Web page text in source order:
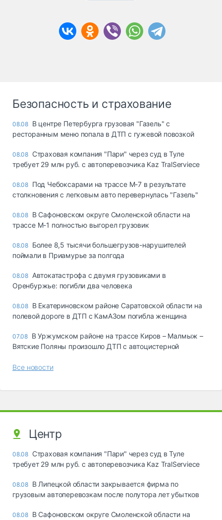
Безопасность и страхование
08.08 В центре Петербурга грузовая "Газель" с
ресторанным меню попала в ДТП с гужевой повозкой
08.08 Страховая компания "Пари" через суд в Туле
требует 29 млн руб. с автоперевозчика Kaz TralServiece
08.08 Под Чебоксарами на трассе М-7 в результате
столкновения с легковым авто перевернулась "Газель"
08.08 В Сафоновском округе Смоленской области на
трассе М-1 полностью выгорел грузовик
08.08 Более 8,5 тысячи большегрузов-нарушителей
поймали в Приамурье за полгода
08.08 Автокатастрофа с двумя грузовиками в
Оренбуржье: погибли два человека
08.08 В Екатериновском районе Саратовской области на
полевой дороге в ДТП с КамАЗом погибла женщина
07.08 В Уржумском районе на трассе Киров – Малмыж –
Вятские Поляны произошло ДТП с автоцистерной
Все новости
Центр
08.08 Страховая компания "Пари" через суд в Туле
требует 29 млн руб. с автоперевозчика Kaz TralServiece
08.08 В Липецкой области закрывается фирма по
грузовым автоперевозкам после полутора лет убытков
08.08 В Сафоновском округе Смоленской области на